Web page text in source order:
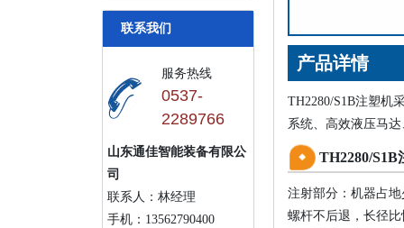
联系我们
服务热线
0537-
2289766
山东通佳智能装备有限公
司
联系人：林经理
手机：13562790400
产品详情
TH2280/S1B注塑机
系统、高效液压马
TH2280/S1B
注射部分：机器占
螺杆不后退，长径